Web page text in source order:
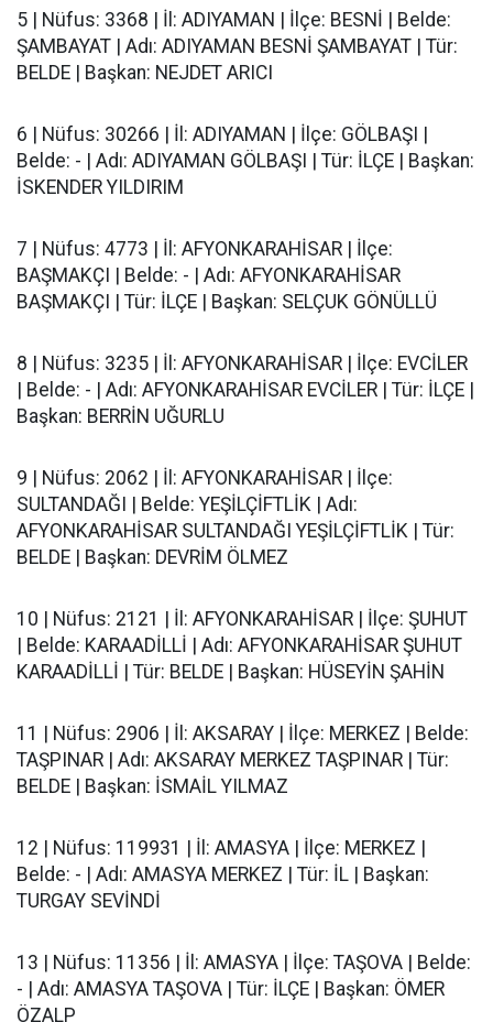
5 | Nüfus: 3368 | İl: ADIYAMAN | İlçe: BESNİ | Belde:
ŞAMBAYAT | Adı: ADIYAMAN BESNİ ŞAMBAYAT | Tür:
BELDE | Başkan: NEJDET ARICI
6 | Nüfus: 30266 | İl: ADIYAMAN | İlçe: GÖLBAŞI |
Belde: - | Adı: ADIYAMAN GÖLBAŞI | Tür: İLÇE | Başkan:
İSKENDER YILDIRIM
7 | Nüfus: 4773 | İl: AFYONKARAHİSAR | İlçe:
BAŞMAKÇI | Belde: - | Adı: AFYONKARAHİSAR
BAŞMAKÇI | Tür: İLÇE | Başkan: SELÇUK GÖNÜLLÜ
8 | Nüfus: 3235 | İl: AFYONKARAHİSAR | İlçe: EVCİLER
| Belde: - | Adı: AFYONKARAHİSAR EVCİLER | Tür: İLÇE |
Başkan: BERRİN UĞURLU
9 | Nüfus: 2062 | İl: AFYONKARAHİSAR | İlçe:
SULTANDAĞI | Belde: YEŞİLÇİFTLİK | Adı:
AFYONKARAHİSAR SULTANDAĞI YEŞİLÇİFTLİK | Tür:
BELDE | Başkan: DEVRİM ÖLMEZ
10 | Nüfus: 2121 | İl: AFYONKARAHİSAR | İlçe: ŞUHUT
| Belde: KARAADİLLİ | Adı: AFYONKARAHİSAR ŞUHUT
KARAADİLLİ | Tür: BELDE | Başkan: HÜSEYİN ŞAHİN
11 | Nüfus: 2906 | İl: AKSARAY | İlçe: MERKEZ | Belde:
TAŞPINAR | Adı: AKSARAY MERKEZ TAŞPINAR | Tür:
BELDE | Başkan: İSMAİL YILMAZ
12 | Nüfus: 119931 | İl: AMASYA | İlçe: MERKEZ |
Belde: - | Adı: AMASYA MERKEZ | Tür: İL | Başkan:
TURGAY SEVİNDİ
13 | Nüfus: 11356 | İl: AMASYA | İlçe: TAŞOVA | Belde:
- | Adı: AMASYA TAŞOVA | Tür: İLÇE | Başkan: ÖMER
ÖZALP